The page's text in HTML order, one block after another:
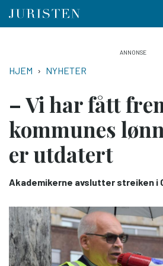
hovedinnhold
NAVIGASJONSSTI
HJEM NYHETER
– Vi har fått
kommunes
er utdatert
Akademikerne avslutter streiken i